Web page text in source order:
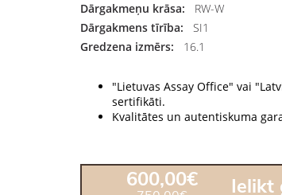
Dārgakmeņu krāsa:
RW-W
Dārgakmens tīrība:
SI1
Gredzena izmērs:
16.1
"Lietuvas Assay Office" vai
sertifikāti.
Kvalitātes un autentiskuma
600,00€ Ielikt